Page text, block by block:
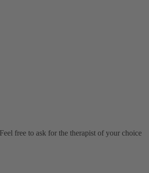
free to ask for the therapist of your choice